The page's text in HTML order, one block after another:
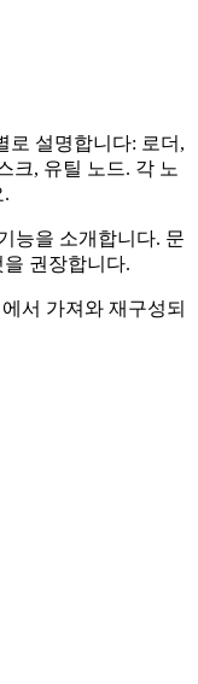
로 설명합니다: 로더,
크, 유틸 노드. 각 노
.
능을 소개합니다. 문
권장합니다.
서 가져와 재구성되